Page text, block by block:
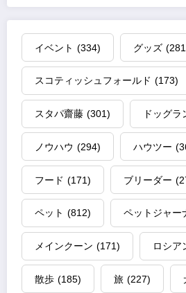
イベント (334) グッズ
スコティッシュフォールド (173)
スタパ齋藤 (301) ドッグラ
ノウハウ (294) ハウツー
フード (171) ブリーダー
ペット (812) ペットジャー
メインクーン (171) ロシア
散歩 (185) 旅 (227)